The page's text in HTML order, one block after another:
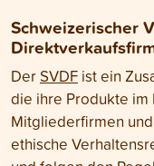
Schweizerischer
Der SVDF ist ein
die ihre Produkte
Mitgliederfirmen
ethische